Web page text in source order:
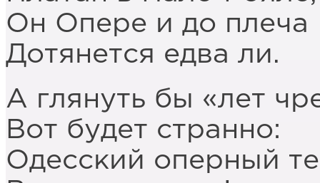
Он Опере и до плеча
Дотянется едва ли.
А глянуть бы «лет
Вот будет странно:
Одесский оперный